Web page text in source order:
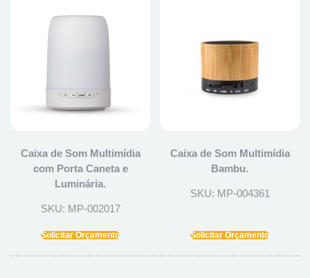
Caixa de Som Multimídia
com Porta Caneta e
Luminária.
SKU: MP-002017
Solicitar Orçamento
Caixa de Som Multimídia
Bambu.
SKU: MP-004361
Solicitar Orçamento